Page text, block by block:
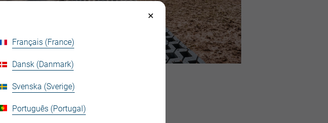
Français (France)
Dansk (Danmark)
Svenska (Sverige)
Português (Portugal)